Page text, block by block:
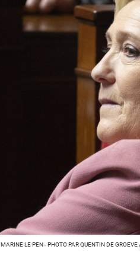
MARINE LE PEN - PHOTO PAR QUENTIN DE